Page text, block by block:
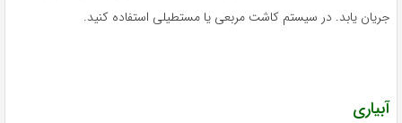
جریان یابد. در سیستم کاشت مربعی یا مستطیلی استفاده کنید.
آبیاری